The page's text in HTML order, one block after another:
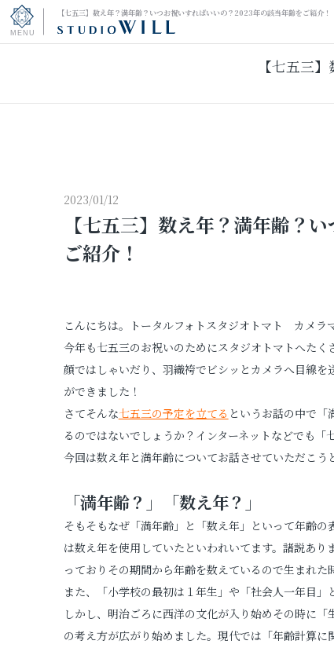
【七五三】数え年？満年齢？いつお祝いすればいいの？2023年の該当年齢をご紹介
ウェディングフォト
プロフィールフォト
証明写真
【七五三
2023/01/12
【七五三】数え年？満年齢？
ご紹介！
こんにちは。トータルフォトスタジオトマト カメラ
今年も七五三のお祝いのためにスタジオトマトへた
顔ではしゃいだり、羽織袴でビシッとカメラへ目線
ができました！
さてそんな七五三の予定を立てる というお話の中で
るのではないでしょうか？インターネットなどでも
今回は数え年と満年齢についてお話させていただこう
「満年齢？」「数え年？」
そもそもなぜ「満年齢」と「数え年」といって年齢
は数え年を使用していたといわれいてます。諸説あ
っておりその期間から年齢を数えているので生まれた
また、「小学校の最初は１年生」や「社会人一年目
しかし、明治ごろに西洋の文化が入り始めその時に
の考え方が広がり始めました。現代では「年齢計算